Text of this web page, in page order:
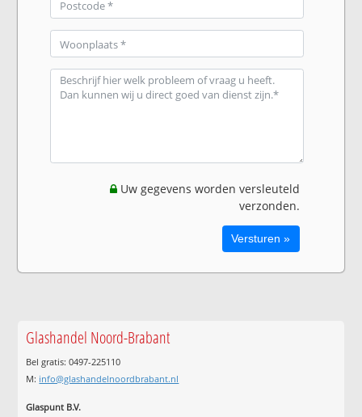
Uw gegevens worden versleuteld
verzonden.
Glashandel Noord-Brabant
Bel gratis: 0497-225110
M: info@glashandelnoordbrabant.nl
Glaspunt B.V.